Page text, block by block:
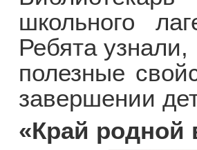
школьного
Ребята
полезные
завершении
«Край родной